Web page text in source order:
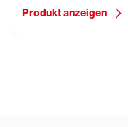
Produkt anzeigen